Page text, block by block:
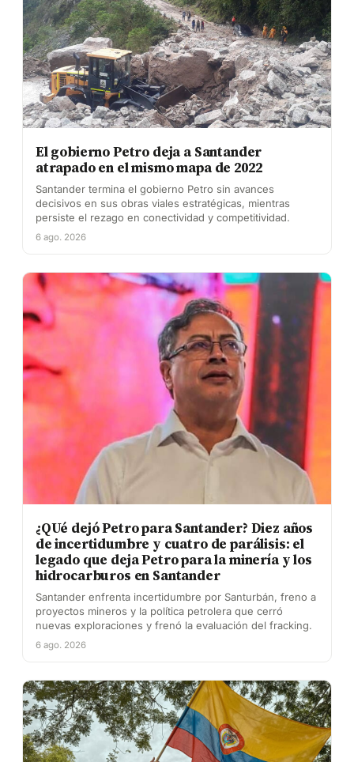
El gobierno Petro deja a Santander
atrapado en el mismo mapa de 2022
Santander termina el gobierno Petro sin avances
decisivos en sus obras viales estratégicas, mientras
persiste el rezago en conectividad y competitividad.
6 ago. 2026
¿QUé dejó Petro para Santander? Diez años
de incertidumbre y cuatro de parálisis: el
legado que deja Petro para la minería y los
hidrocarburos en Santander
Santander enfrenta incertidumbre por Santurbán, freno a
proyectos mineros y la política petrolera que cerró
nuevas exploraciones y frenó la evaluación del fracking.
6 ago. 2026